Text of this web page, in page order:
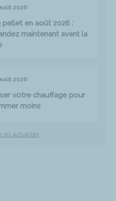
2026
pellet en août 2026 :
maintenant avant la
2026
votre chauffage pour
moins
les actualités